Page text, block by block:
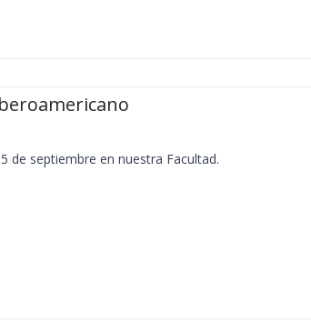
de septiembre en nuestra Facultad.